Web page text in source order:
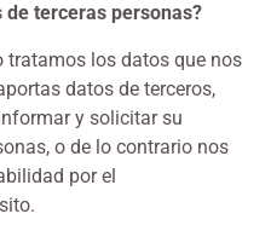
terceras personas?
tratamos los datos que nos
datos de terceros,
y solicitar su
o de lo contrario nos
por el